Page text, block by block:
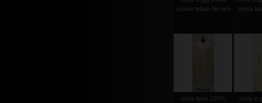
rublev telaio filo oro
trinità
stola lana 100%
stola in